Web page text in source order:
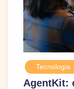
Tecnologia
AgentKit: